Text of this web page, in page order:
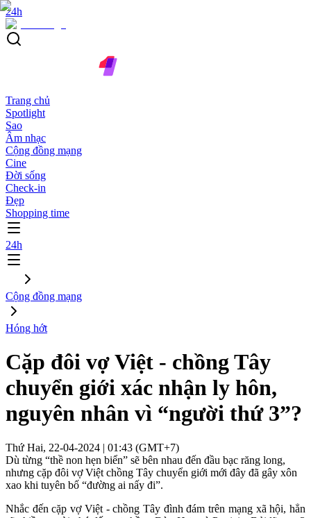
24h
Trang chủ
Spotlight
Sao
Âm nhạc
Cộng đồng mạng
Cine
Đời sống
Check-in
Đẹp
Shopping time
24h
Cộng đồng mạng
Hóng hớt
Cặp đôi vợ Việt - chồng Tây
chuyển giới xác nhận ly hôn,
nguyên nhân vì “người thứ 3”?
Thứ Hai, 22-04-2024 | 01:43 (GMT+7)
Dù từng “thề non hẹn biển” sẽ bên nhau đến đầu bạc răng long,
nhưng cặp đôi vợ Việt chồng Tây chuyển giới mới đây đã gây xôn
xao khi tuyên bố “đường ai nấy đi”.
Nhắc đến cặp vợ Việt - chồng Tây đình đám trên mạng xã hội, hẳn